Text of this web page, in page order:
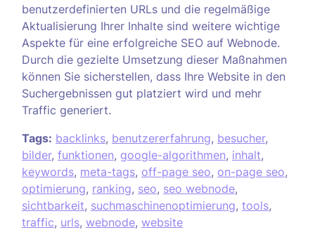
benutzerdefinierten URLs und die regelmäßige
Aktualisierung Ihrer Inhalte sind weitere wichtige
Aspekte für eine erfolgreiche SEO auf Webnode.
Durch die gezielte Umsetzung dieser Maßnahmen
können Sie sicherstellen, dass Ihre Website in den
Suchergebnissen gut platziert wird und mehr
Traffic generiert.
Tags: backlinks, benutzererfahrung, besucher,
bilder, funktionen, google-algorithmen, inhalt,
keywords, meta-tags, off-page seo, on-page seo,
optimierung, ranking, seo, seo webnode,
sichtbarkeit, suchmaschinenoptimierung, tools,
traffic, urls, webnode, website